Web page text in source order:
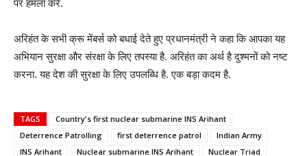
पर हमला करे.
अरिहंत के सभी क्रू मेंबर्स को बधाई देते हुए प्रधानमंत्री ने कहा कि आपका यह
अभियान सुरक्षा और संरक्षा के लिए तपस्या है. अरिहंत का अर्थ है दुश्मनों को नष्ट
करना. यह देश की सुरक्षा के लिए उपलब्धि है. एक बड़ा कदम है.
TAGS
Country's first nuclear submarine INS Arihant
Deterrence Patrolling
first deterrence patrol
Indian Army
INS Arihant
Nuclear submarine INS Arihant
Nuclear Triad